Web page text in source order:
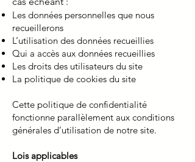
Les données personnelles que nous
recueillerons
L’utilisation des données recueillies
Qui a accès aux données recueillies
Les droits des utilisateurs du site
La politique de cookies du site
Cette politique de confidentialité
fonctionne parallèlement aux conditions
générales d’utilisation de notre site.
Lois applicables